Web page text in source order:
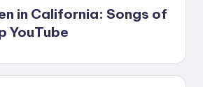
in California: Songs of
YouTube